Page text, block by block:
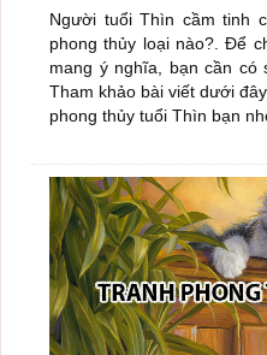
Người tuổi Thìn cầm tinh
phong thủy loại nào?. Để
mang ý nghĩa, bạn cần có
Tham khảo bài viết dưới
phong thủy tuổi Thìn bạn